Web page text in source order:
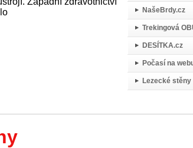
NašeBrdy.cz
Trekingová
DESÍTKA.cz
Počasí na
Lezecké stěny